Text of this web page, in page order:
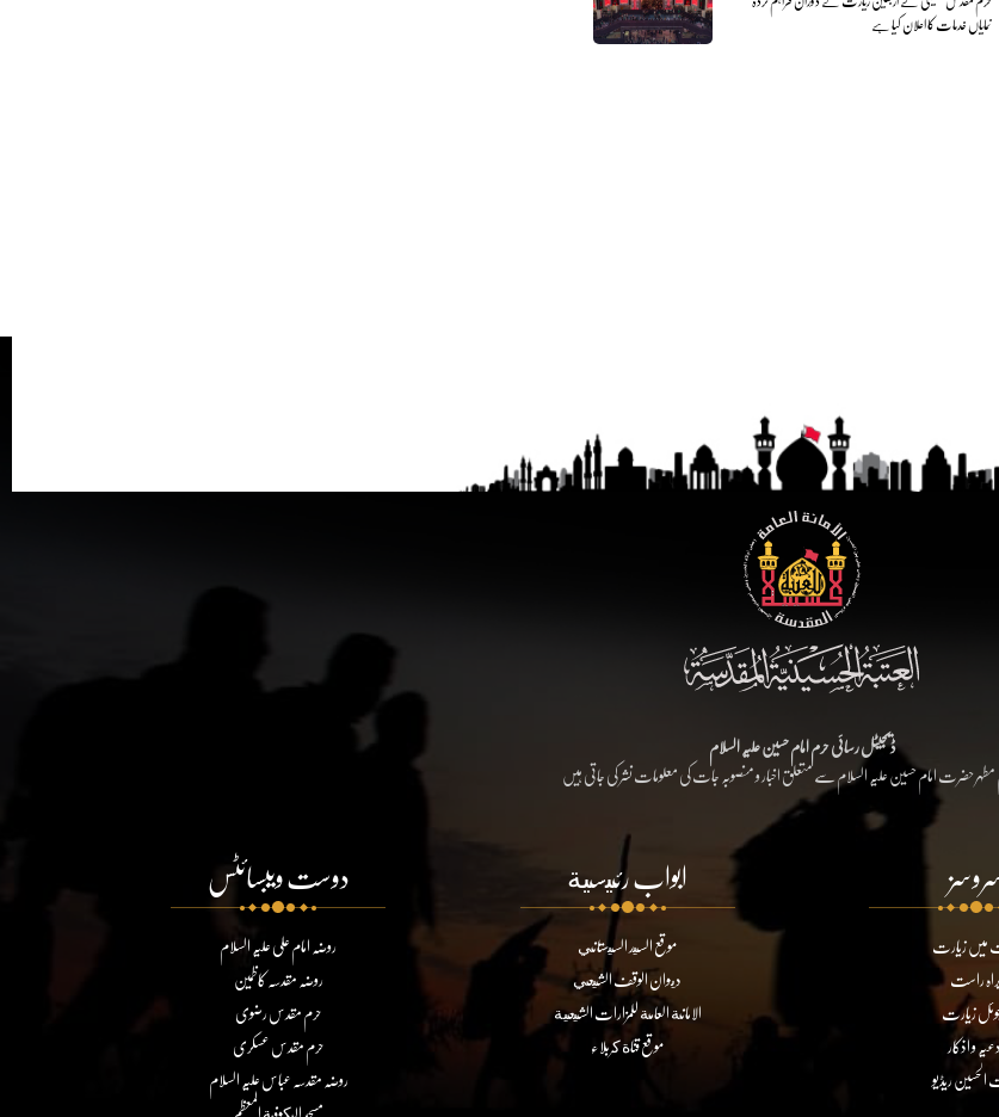
نمایاں خدمات کا اعلان کیا ہے
ڈیجیٹل رسائی حرم امام حسین علیہ السلام
حضرت امام حسین علیہ السلام سے متعلق اخبار و منصوبہ جات کی معلومات نشر کی جاتی ہیں
میں زیارت
راست
زیارت
و اذکار
ریڈیو
ابواب رئيسية
موقع السيد السيستاني
ديوان الوقف الشيعي
الامانة العامة للمزارات الشيعية
موقع قناة كربلاء
دوست ویبسائٹس
روضہ امام علی علیہ السلام
روضہ مقدسہ کاظمین
حرم مقدس رضوی
حرم مقدس عسکری
روضہ مقدسہ عباس علیہ السلام